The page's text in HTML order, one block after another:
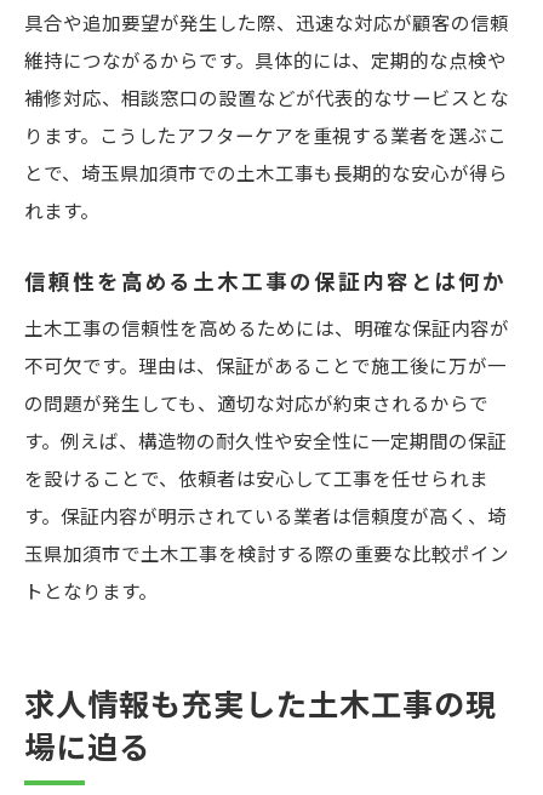
具合や追加要望が発生した際、迅速な対応が顧客の信頼
維持につながるからです。具体的には、定期的な点検や
補修対応、相談窓口の設置などが代表的なサービスとな
ります。こうしたアフターケアを重視する業者を選ぶこ
とで、埼玉県加須市での土木工事も長期的な安心が得ら
れます。
信頼性を高める土木工事の保証内容とは何か
土木工事の信頼性を高めるためには、明確な保証内容が
不可欠です。理由は、保証があることで施工後に万が一
の問題が発生しても、適切な対応が約束されるからで
す。例えば、構造物の耐久性や安全性に一定期間の保証
を設けることで、依頼者は安心して工事を任せられま
す。保証内容が明示されている業者は信頼度が高く、埼
玉県加須市で土木工事を検討する際の重要な比較ポイン
トとなります。
求人情報も充実した土木工事の現
場に迫る